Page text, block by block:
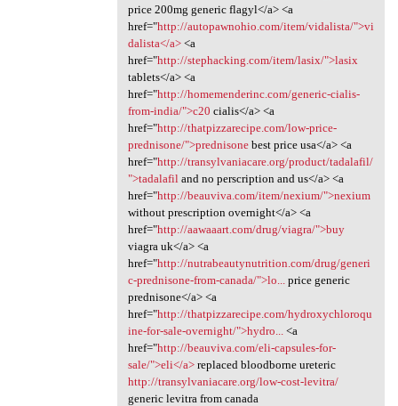
price 200mg generic flagyl</a> <a
href="http://autopawnohio.com/item/vidalista/">vi
dalista</a><a
href="http://stephacking.com/item/lasix/">lasix
tablets</a> <a
href="http://homemenderinc.com/generic-cialis-
from-india/">c20 cialis</a> <a
href="http://thatpizzarecipe.com/low-price-
prednisone/">prednisonebest price usa</a> <a
href="http://transylvaniacare.org/product/tadalafil/
">tadalafil and no perscription and us</a> <a
href="http://beauviva.com/item/nexium/">nexium
without prescription overnight</a> <a
href="http://aawaaart.com/drug/viagra/">buy
viagra uk</a> <a
href="http://nutrabeautynutrition.com/drug/generi
c-prednisone-from-canada/">lo...
price generic
prednisone</a> <a
href="http://thatpizzarecipe.com/hydroxychloroqu
ine-for-sale-overnight/">hydro...
<a
href="http://beauviva.com/eli-capsules-for-
sale/">eli</a>replaced bloodborne ureteric
http://transylvaniacare.org/low-cost-levitra/
generic levitra from canada